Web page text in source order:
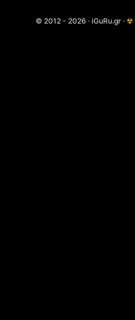
© 2012 - 2026 · iGuRu.gr · ☢